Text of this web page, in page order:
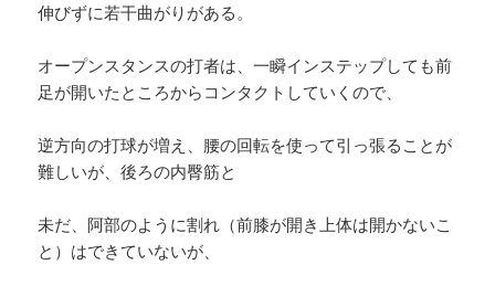
伸びずに若干曲がりがある。
オープンスタンスの打者は、一瞬インステップしても前
足が開いたところからコンタクトしていくので、
逆方向の打球が増え、腰の回転を使って引っ張ることが
難しいが、後ろの内臀筋と
未だ、阿部のように割れ（前膝が開き上体は開かないこ
と）はできていないが、